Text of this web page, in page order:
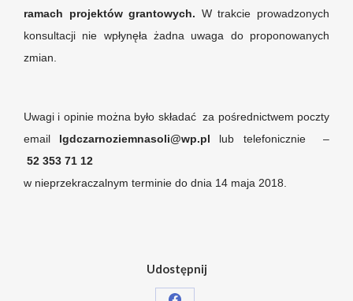
ramach projektów grantowych. W trakcie prowadzonych
konsultacji nie wpłynęła żadna uwaga do proponowanych
zmian.
Uwagi i opinie można było składać za pośrednictwem poczty
email lgdczarnoziemnasoli@wp.pl lub telefonicznie –
52 353 71 12
w nieprzekraczalnym terminie do dnia 14 maja 2018.
Udostępnij